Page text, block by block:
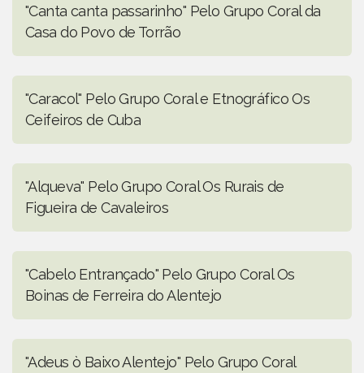
"Canta canta passarinho" Pelo Grupo Coral da
Casa do Povo de Torrão
"Caracol" Pelo Grupo Coral e Etnográfico Os
Ceifeiros de Cuba
"Alqueva" Pelo Grupo Coral Os Rurais de
Figueira de Cavaleiros
"Cabelo Entrançado" Pelo Grupo Coral Os
Boinas de Ferreira do Alentejo
"Adeus ò Baixo Alentejo" Pelo Grupo Coral